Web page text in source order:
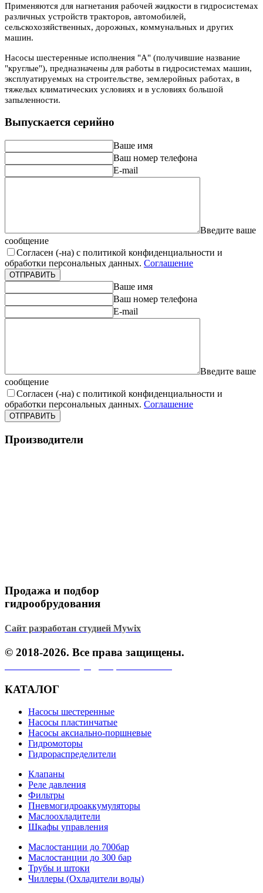
Применяются для нагнетания рабочей жидкости в гидросистемах
различных устройств тракторов, автомобилей,
сельскохозяйственных, дорожных, коммунальных и других
машин.
Насосы шестеренные исполнения "А" (получившие название
"круглые"), предназначены для работы в гидросистемах машин,
эксплуатируемых на строительстве, землеройных работах, в
тяжелых климатических условиях и в условиях большой
запыленности.
Выпускается серийно
Ваше имя
Ваш номер телефона
E-mail
Введите ваше
сообщение
Согласен (-на) с политикой конфиденциальности и
обработки персональных данных. Соглашение
ОТПРАВИТЬ
Ваше имя
Ваш номер телефона
E-mail
Введите ваше
сообщение
Согласен (-на) с политикой конфиденциальности и
обработки персональных данных. Соглашение
ОТПРАВИТЬ
Производители
Продажа и подбор
гидрообрудования
Сайт разработан студией Mywix
© 2018-2026. Все права защищены.
КАТАЛОГ
Насосы шестеренные
Насосы пластинчатые
Насосы аксиально-поршневые
Гидромоторы
Гидрораспределители
Клапаны
Реле давления
Фильтры
Пневмогидроаккумуляторы
Маслоохладители
Шкафы управления
Маслостанции до 700бар
Маслостанции до 300 бар
Трубы и штоки
Чиллеры (Охладители воды)